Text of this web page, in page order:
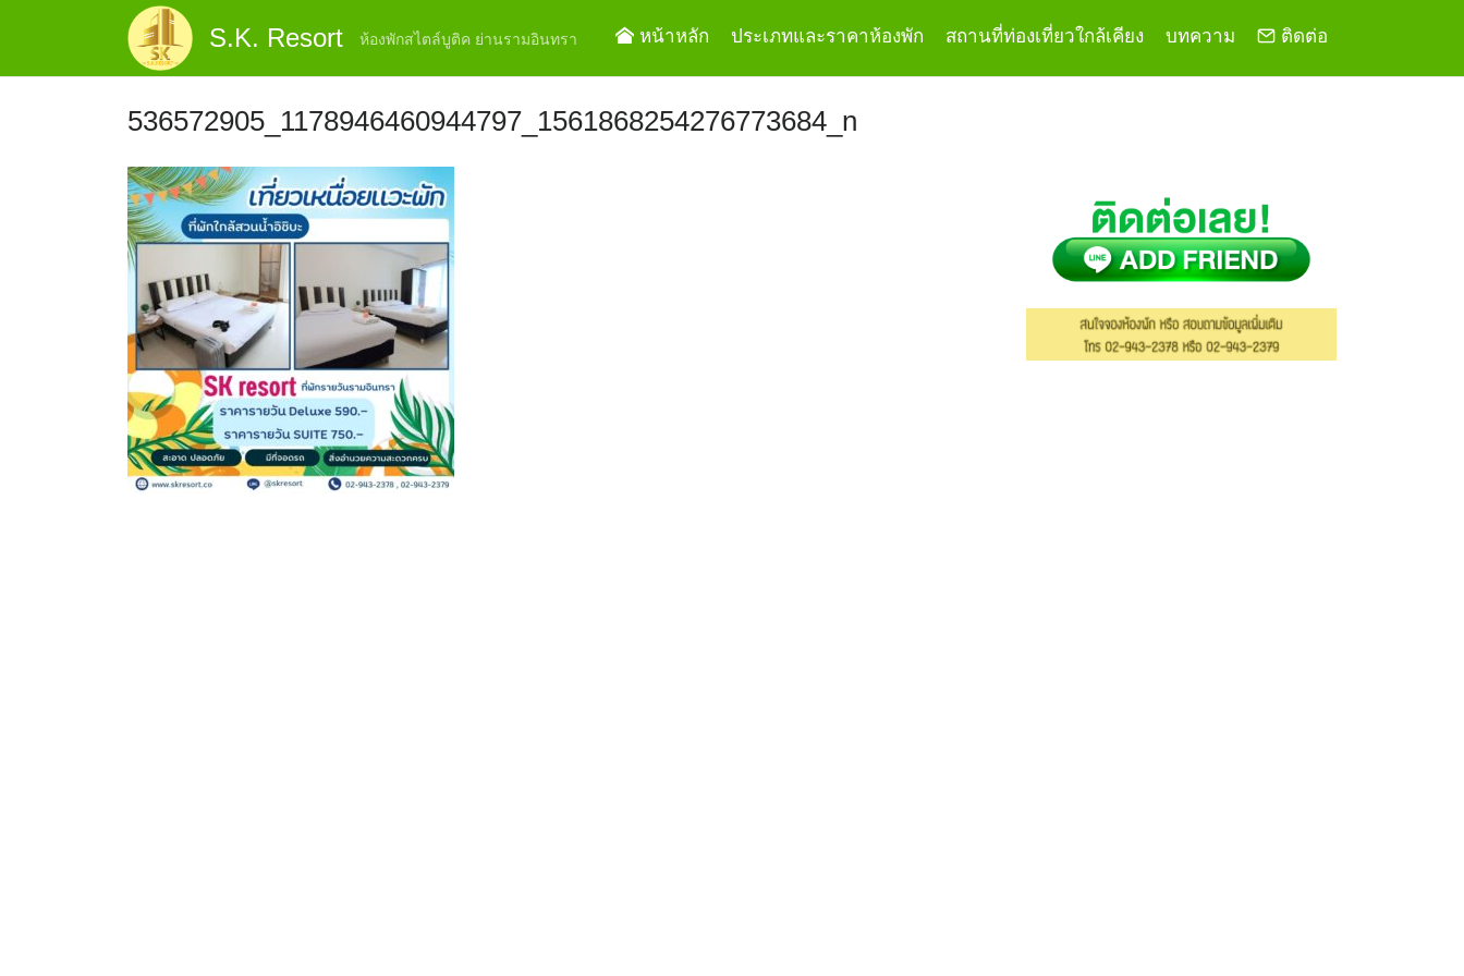
S.K. Resort ห้องพักสไตล์บูติค ย่านรามอินทรา หน้าหลัก ประเภทและราคาห้องพัก สถานที่ท่องเที่ยวใกล้เคียง บทความ ติดต่อ
536572905_1178946460944797_1561868254276773684_n